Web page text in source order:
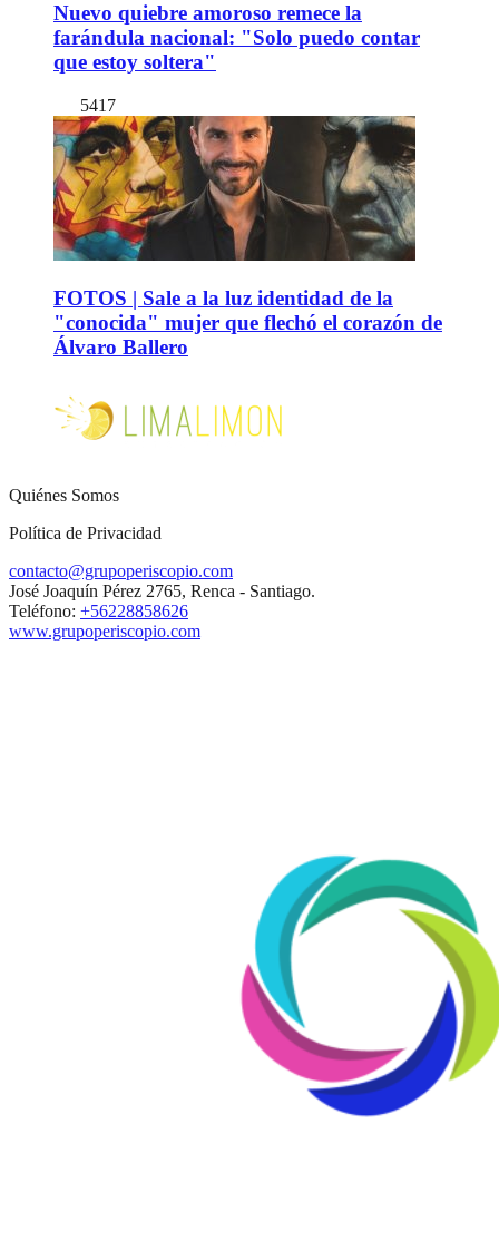
Nuevo quiebre amoroso remece la
farándula nacional: "Solo puedo contar
que estoy soltera"
5417
FOTOS | Sale a la luz identidad de la
"conocida" mujer que flechó el corazón de
Álvaro Ballero
Quiénes Somos
Política de Privacidad
contacto@grupoperiscopio.com
José Joaquín Pérez 2765, Renca - Santiago.
Teléfono: +56228858626
www.grupoperiscopio.com